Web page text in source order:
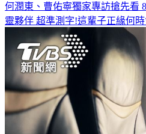
何潤東、曹佑寧獨家專訪搶先看
靈夥伴 超準測字!這輩子正緣何